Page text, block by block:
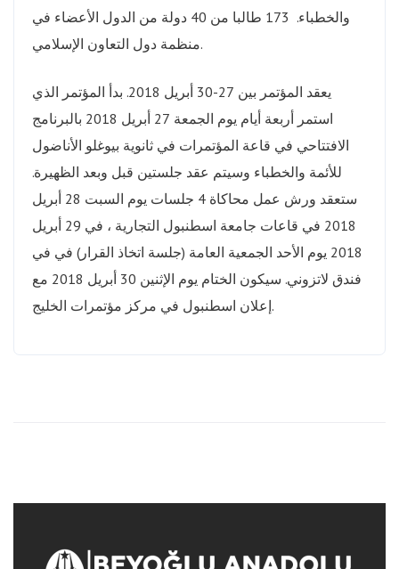
والخطباء. 173 طالبا من 40 دولة من الدول الأعضاء في
منظمة دول التعاون الإسلامي.
يعقد المؤتمر بين 27-30 أبريل 2018. بدأ المؤتمر الذي
استمر أربعة أيام يوم الجمعة 27 أبريل 2018 بالبرنامج
الافتتاحي في قاعة المؤتمرات في ثانوية بيوغلو الأناضول
للأئمة والخطباء وسيتم عقد جلستين قبل وبعد الظهيرة.
ستعقد ورش عمل محاكاة 4 جلسات يوم السبت 28 أبريل
2018 في قاعات جامعة اسطنبول التجارية ، في 29 أبريل
2018 يوم الأحد الجمعية العامة (جلسة اتخاذ القرار) في في
فندق لاتزوني. سيكون الختام يوم الإثنين 30 أبريل 2018 مع
إعلان اسطنبول في مركز مؤتمرات الخليج.